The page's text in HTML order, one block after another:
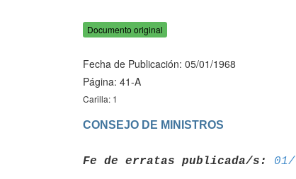
Documento original
Fecha de Publicación: 05/01/1968
Página: 41-A
Carilla: 1
CONSEJO DE MINISTROS
Fe de erratas publicada/s: